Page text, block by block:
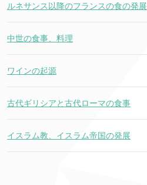
ルネサンス以降のフランスの食の発展
中世の食事、料理
ワインの起源
古代ギリシアと古代ローマの食事
イスラム教、イスラム帝国の発展